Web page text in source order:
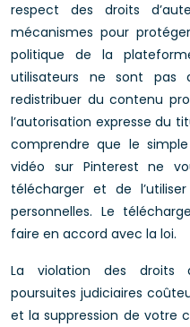
respect des droits
mécanismes pour
politique de la
utilisateurs ne sont pas
redistribuer du contenu
l’autorisation expresse du
comprendre que le
vidéo sur Pinterest ne
télécharger et de
personnelles. Le
faire en accord avec la loi.
La violation des droits
poursuites judiciaires
et la suppression de votre